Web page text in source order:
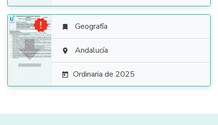

  Geografía
 Andalucía
 Ordinaria de 2025